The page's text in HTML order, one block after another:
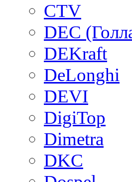
CTV
DEC
DEKraft
DeLonghi
DEVI
DigiTop
Dimetra
DKC